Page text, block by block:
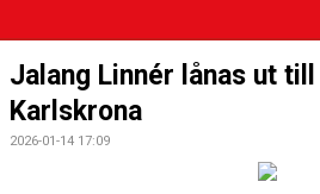
HEM
NYHETER
Jalang Linnér lånas ut till
Karlskrona
2026-01-14 17:09